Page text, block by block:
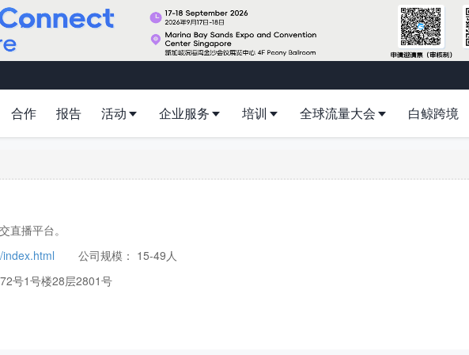
合作 报告 活动 企业服务 培训 全球流量大会 白鲸跨境
直播平台。
公司规模： 15-49人
号1号楼28层2801号